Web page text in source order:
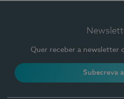
Quer receber a newsletter
Subscreva